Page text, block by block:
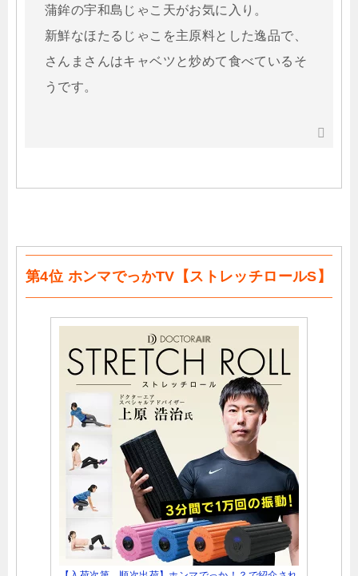
蒲鉾の宇和島じゃこ天がお気に入り。
新鮮なほたるじゃこを主原料とした逸品で、
さんまさんはキャベツと炒めて食べているそ
うです。
第4位 ホンマでっかTV【ストレッチロールS】